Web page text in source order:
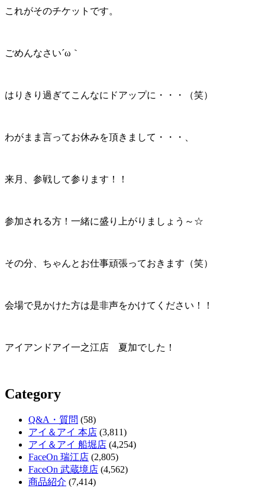
これがそのチケットです。
ごめんなさい´ω｀
はりきり過ぎてこんなにドアップに・・・（笑）
わがまま言ってお休みを頂きまして・・・、
来月、参戦して参ります！！
参加される方！一緒に盛り上がりましょう～☆
その分、ちゃんとお仕事頑張っておきます（笑）
会場で見かけた方は是非声をかけてください！！
アイアンドアイ一之江店 夏加でした！
Category
Q&A・質問 (58)
アイ＆アイ 本店 (3,811)
アイ＆アイ 船堀店 (4,254)
FaceOn 瑞江店 (2,805)
FaceOn 武蔵境店 (4,562)
商品紹介 (7,414)